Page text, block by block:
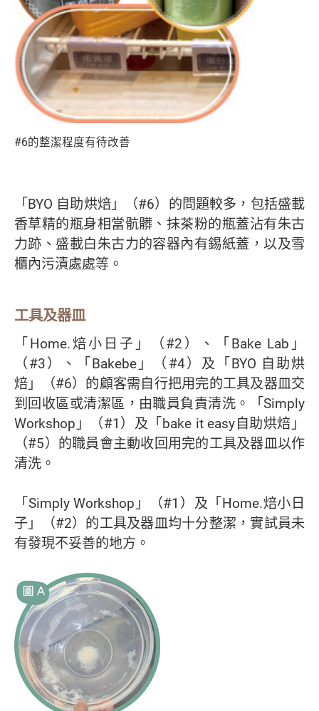
#6的整潔程度有待改善
「BYO 自助烘焙」（#6）的問題較多，包括盛載
香草精的瓶身相當骯髒、抹茶粉的瓶蓋沾有朱古
力跡、盛載白朱古力的容器內有錫紙蓋，以及雪
櫃內污漬處處等。
工具及器皿
「Home.焙小日子」（#2）、「Bake Lab」
（#3）、「Bakebe」（#4）及「BYO 自助烘
焙」（#6）的顧客需自行把用完的工具及器皿交
到回收區或清潔區，由職員負責清洗。「Simply
Workshop」（#1）及「bake it easy自助烘焙」
（#5）的職員會主動收回用完的工具及器皿以作
清洗。
「Simply Workshop」（#1）及「Home.焙小日
子」（#2）的工具及器皿均十分整潔，實試員未
有發現不妥善的地方。